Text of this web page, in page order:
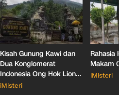
Kisah Gunung Kawi dan
Dua Konglomerat
Indonesia Ong Hok Liong
hingga Liem Sioe Liong
iMisteri
Rahasia
Makam
iMisteri